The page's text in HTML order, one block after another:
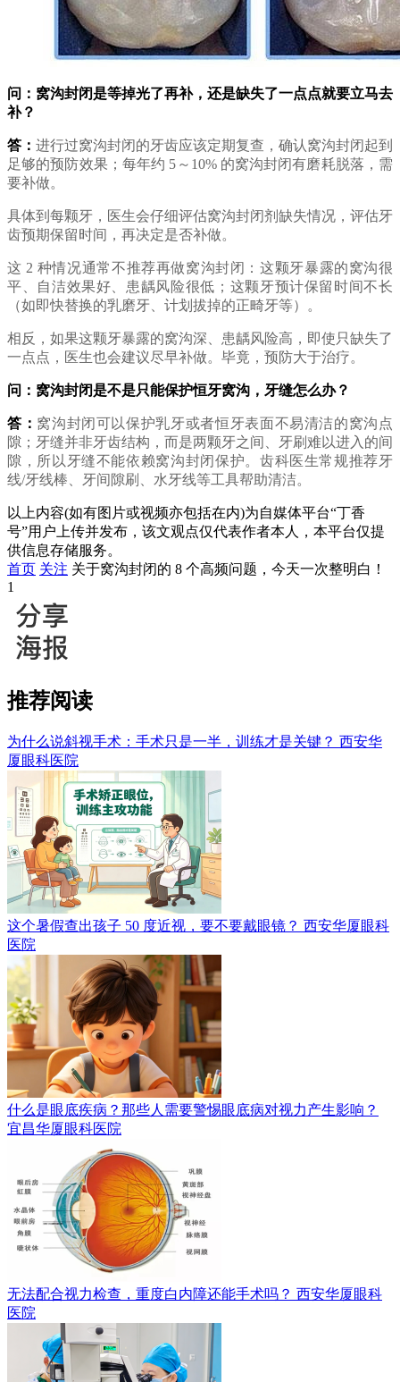
问：窝沟封闭是等掉光了再补，还是缺失了一点点就要立马去
补？
答： 进行过窝沟封闭的牙齿应该定期复查，确认窝沟封闭起到
足够的预防效果；每年约 5～10% 的窝沟封闭有磨耗脱落，需
要补做。
具体到每颗牙，医生会仔细评估窝沟封闭剂缺失情况，评估牙
齿预期保留时间，再决定是否补做。
这 2 种情况通常不推荐再做窝沟封闭：这颗牙暴露的窝沟很
平、自洁效果好、患龋风险很低；这颗牙预计保留时间不长
（如即快替换的乳磨牙、计划拔掉的正畸牙等）。
相反，如果这颗牙暴露的窝沟深、患龋风险高，即使只缺失了
一点点，医生也会建议尽早补做。毕竟，预防大于治疗。
问：窝沟封闭是不是只能保护恒牙窝沟，牙缝怎么办？
答： 窝沟封闭可以保护乳牙或者恒牙表面不易清洁的窝沟点
隙；牙缝并非牙齿结构，而是两颗牙之间、牙刷难以进入的间
隙，所以牙缝不能依赖窝沟封闭保护。齿科医生常规推荐牙
线/牙线棒、牙间隙刷、水牙线等工具帮助清洁。
以上内容(如有图片或视频亦包括在内)为自媒体平台“丁香
号”用户上传并发布，该文观点仅代表作者本人，本平台仅提
供信息存储服务。
首页 关注 关于窝沟封闭的 8 个高频问题，今天一次整明白！
1
推荐阅读
为什么说斜视手术：手术只是一半，训练才是关键？ 西安华
厦眼科医院
这个暑假查出孩子 50 度近视，要不要戴眼镜？ 西安华厦眼科
医院
什么是眼底疾病？那些人需要警惕眼底病对视力产生影响？
宜昌华厦眼科医院
无法配合视力检查，重度白内障还能手术吗？ 西安华厦眼科
医院